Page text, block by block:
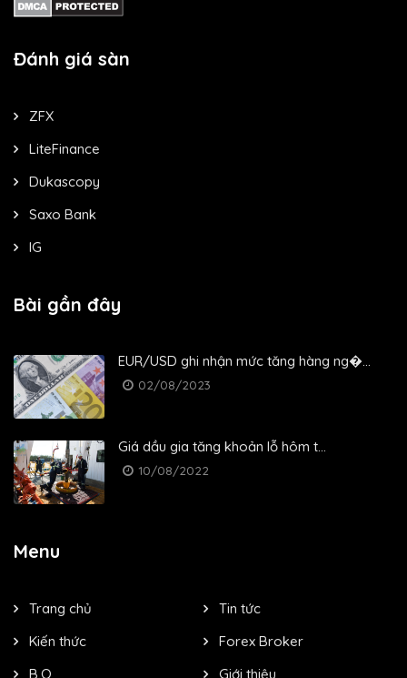
Đánh giá sàn
ZFX
LiteFinance
Dukascopy
Saxo Bank
IG
Bài gần đây
EUR/USD ghi nhận mức tăng hàng ng�...
02/08/2023
Giá dầu gia tăng khoản lỗ hôm t...
10/08/2022
Menu
Trang chủ
Tin tức
Kiến thức
Forex Broker
B.O
Giới thiệu